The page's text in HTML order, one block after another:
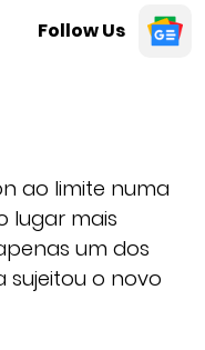
Follow Us
ao limite numa
lugar mais
um dos
sujeitou o novo